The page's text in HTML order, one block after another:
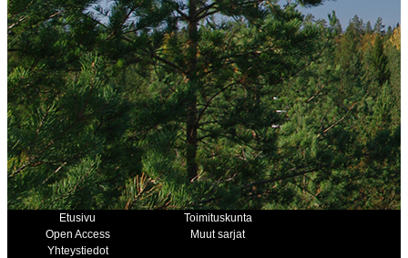
Etusivu
Toimituskunta
Open Access
Muut sarjat
Yhteystiedot